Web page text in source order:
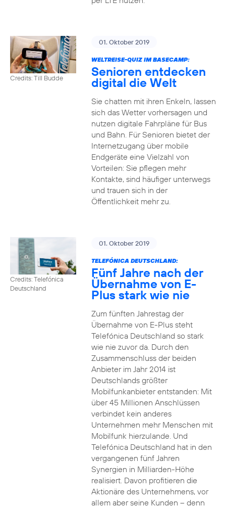
Credits: Till Budde
01. Oktober 2019
WELTREISE-QUIZ IM BASECAMP:
Senioren entdecken
digital die Welt
Sie chatten mit ihren Enkeln, lassen
sich das Wetter vorhersagen und
nutzen digitale Fahrpläne für Bus
und Bahn. Für Senioren bietet der
Internetzugang über mobile
Endgeräte eine Vielzahl von
Vorteilen: Sie pflegen mehr
Kontakte, sind häufiger unterwegs
und trauen sich in der
Öffentlichkeit mehr zu.
Credits: Telefónica
Deutschland
01. Oktober 2019
TELEFÓNICA DEUTSCHLAND:
Fünf Jahre nach der
Übernahme von E-
Plus stark wie nie
Zum fünften Jahrestag der
Übernahme von E-Plus steht
Telefónica Deutschland so stark
wie nie zuvor da. Durch den
Zusammenschluss der beiden
Anbieter im Jahr 2014 ist
Deutschlands größter
Mobilfunkanbieter entstanden: Mit
über 45 Millionen Anschlüssen
verbindet kein anderes
Unternehmen mehr Menschen mit
Mobilfunk hierzulande. Und
Telefónica Deutschland hat in den
vergangenen fünf Jahren
Synergien in Milliarden-Höhe
realisiert. Davon profitieren die
Aktionäre des Unternehmens, vor
allem aber seine Kunden – denn